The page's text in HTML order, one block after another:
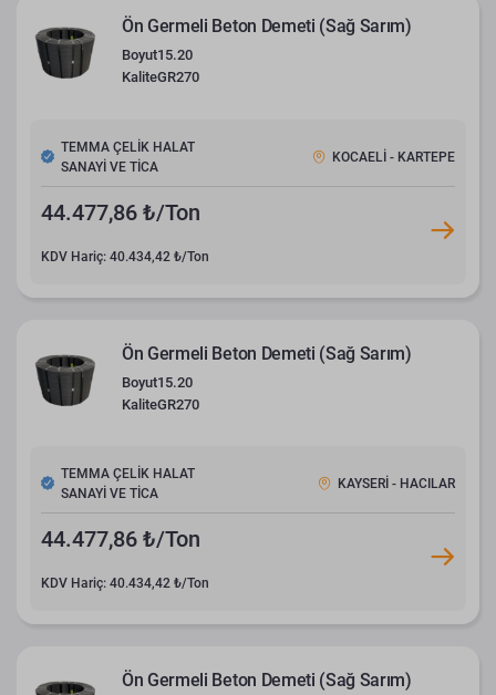
Ön Germeli Beton Demeti (Sağ Sarım)
Boyut15.20
KaliteGR270
TEMMA ÇELİK HALAT
SANAYİ VE TİCA
KOCAELİ - KARTEPE
44.477,86 ₺/Ton
KDV Hariç: 40.434,42 ₺/Ton
Ön Germeli Beton Demeti (Sağ Sarım)
Boyut15.20
KaliteGR270
TEMMA ÇELİK HALAT
SANAYİ VE TİCA
KAYSERİ - HACILAR
44.477,86 ₺/Ton
KDV Hariç: 40.434,42 ₺/Ton
Ön Germeli Beton Demeti (Sağ Sarım)